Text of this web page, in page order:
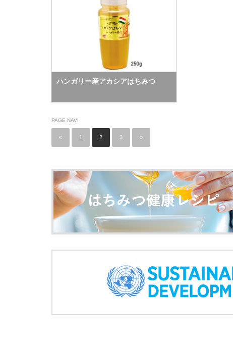
ハンガリー産アカシアはちみつ
PAGE NAVI
« 1 2 3 »